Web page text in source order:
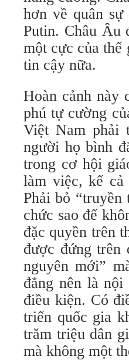
hơn về quân
Putin. Châu Âu
một cực của
tin cậy nữa.
Hoàn cảnh này
phú tự cường
Việt Nam phải
người họ bình
trong cơ hội
làm việc, kể cả
Phải bỏ
chức sao để
đặc quyền trên
được đứng trên
nguyên mới”
đẳng nên là
điều kiện. Có
triển quốc gia
trăm triệu dân
mà không một